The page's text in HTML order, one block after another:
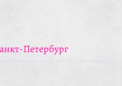
Петербург